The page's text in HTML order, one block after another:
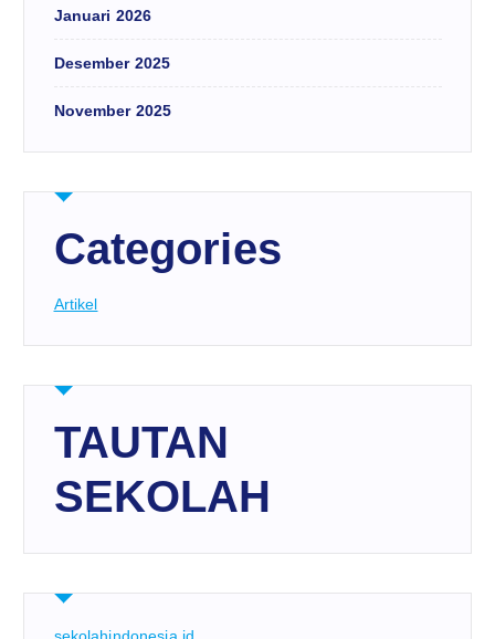
Januari 2026
Desember 2025
November 2025
Categories
Artikel
TAUTAN
SEKOLAH
sekolahindonesia.id